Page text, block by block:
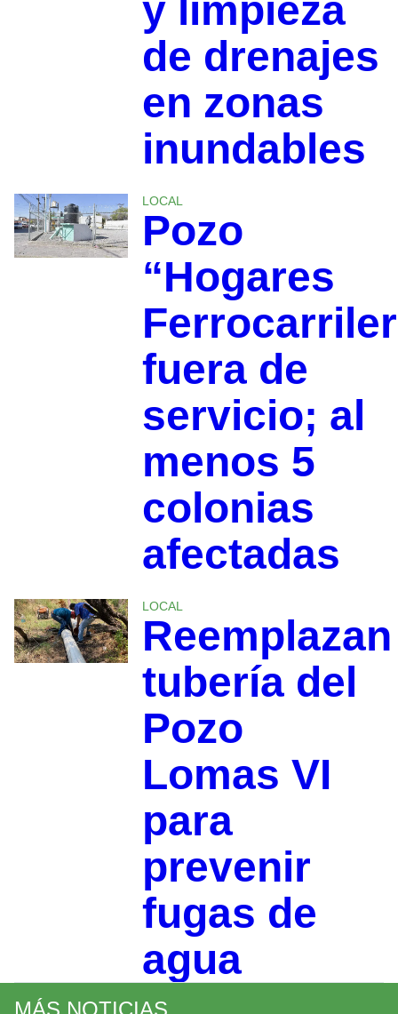
y limpieza
de drenajes
en zonas
inundables
LOCAL
Pozo
“Hogares
fuera de
servicio; al
menos 5
colonias
afectadas
LOCAL
Reemplazan
tubería del
Pozo
Lomas VI
para
prevenir
fugas de
agua
MÁS NOTICIAS